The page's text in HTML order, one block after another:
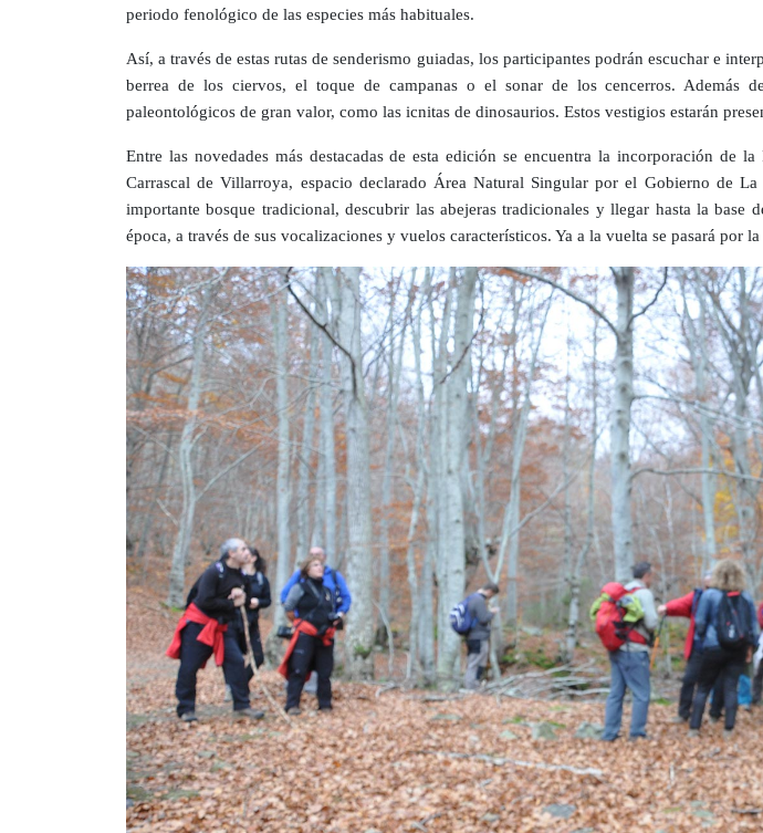
periodo fenológico de las especies más habituales.
Así, a través de estas rutas de senderismo guiadas, los participantes podrán escuchar e
berrea de los ciervos, el toque de campanas o el sonar de los cencerros. Además
paleontológicos de gran valor, como las icnitas de dinosaurios. Estos vestigios estarán
Entre las novedades más destacadas de esta edición se encuentra la incorporación
Carrascal de Villarroya, espacio declarado Área Natural Singular por el Gobierno de
importante bosque tradicional, descubrir las abejeras tradicionales y llegar hasta la
época, a través de sus vocalizaciones y vuelos característicos. Ya a la vuelta se pasará por